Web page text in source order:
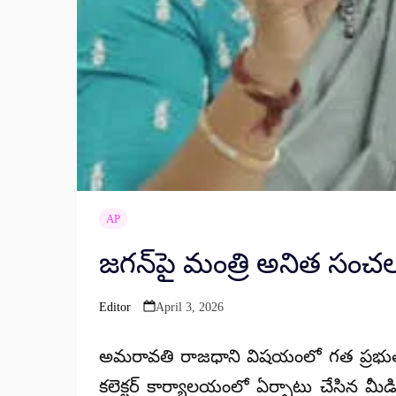
AP
జగన్‌పై మంత్రి అనిత
Posted
Editor April 3, 2026
అమరావతి రాజధాని విషయంలో గత
కలెక్టర్ కార్యాలయంలో ఏర్పాటు చేసిన